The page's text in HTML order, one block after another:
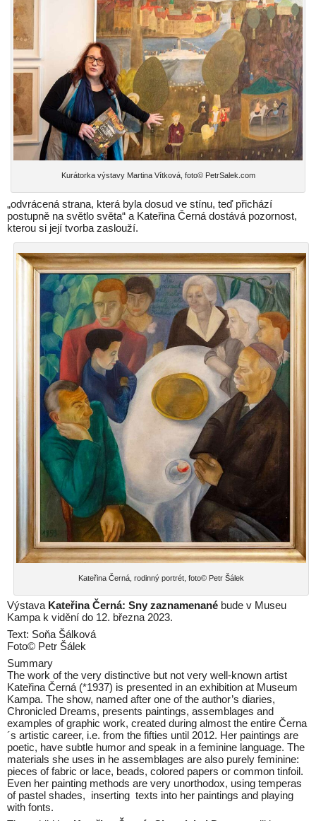
Kurátorka výstavy Martina Vítková, foto© PetrSalek.com
„odvrácená strana, která byla dosud ve stínu, teď přichází
postupně na světlo světa“ a Kateřina Černá dostává pozornost,
kterou si její tvorba zaslouží.
Kateřina Černá, rodinný portrét, foto© Petr Šálek
Výstava Kateřina Černá: Sny zaznamenané bude v Museu
Kampa k vidění do 12. března 2023.
Text: Soňa Šálková
Foto© Petr Šálek
Summary
The work of the very distinctive but not very well-known artist
Kateřina Černá (*1937) is presented in an exhibition at Museum
Kampa. The show, named after one of the author’s diaries,
Chronicled Dreams, presents paintings, assemblages and
examples of graphic work, created during almost the entire Černa
´s artistic career, i.e. from the fifties until 2012. Her paintings are
poetic, have subtle humor and speak in a feminine language. The
materials she uses in he assemblages are also purely feminine:
pieces of fabric or lace, beads, colored papers or common tinfoil.
Even her painting methods are very unorthodox, using temperas
of pastel shades, inserting texts into her paintings and playing
with fonts.